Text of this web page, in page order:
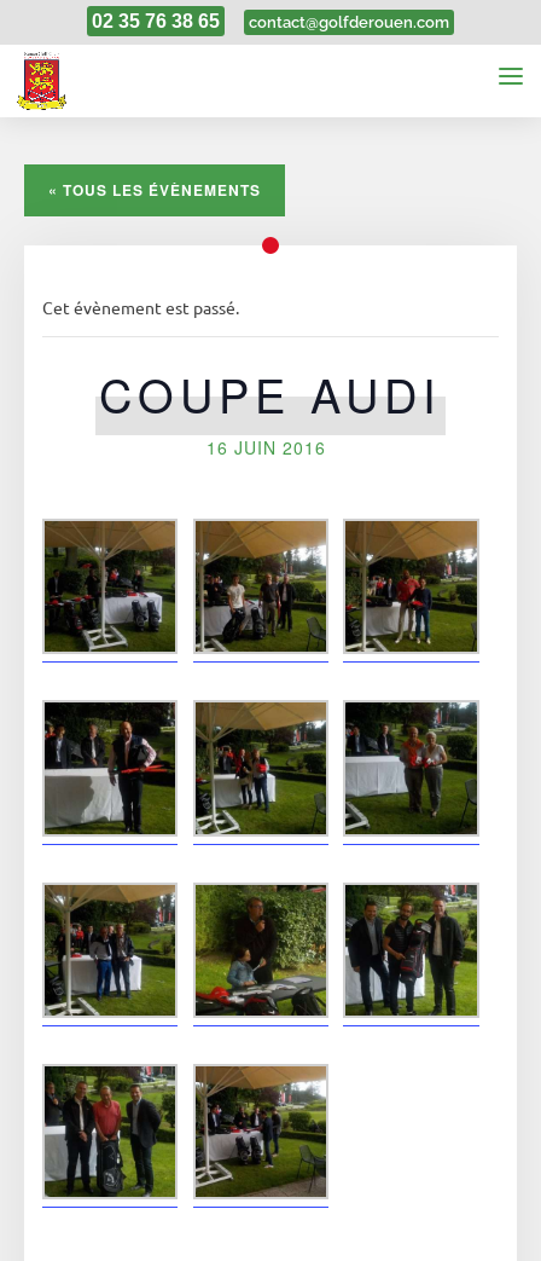
02 35 76 38 65 contact@golfderouen.com
« TOUS LES ÉVÈNEMENTS
Cet évènement est passé.
COUPE AUDI
16 JUIN 2016